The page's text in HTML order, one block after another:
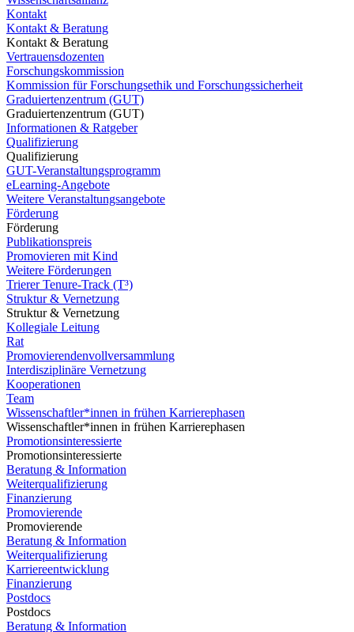
Kontakt
Kontakt & Beratung
Kontakt & Beratung
Vertrauensdozenten
Forschungskommission
Kommission für Forschungsethik und Forschungssicherheit
Graduiertenzentrum (GUT)
Graduiertenzentrum (GUT)
Informationen & Ratgeber
Qualifizierung
Qualifizierung
GUT-Veranstaltungsprogramm
eLearning-Angebote
Weitere Veranstaltungsangebote
Förderung
Förderung
Publikationspreis
Promovieren mit Kind
Weitere Förderungen
Trierer Tenure-Track (T³)
Struktur & Vernetzung
Struktur & Vernetzung
Kollegiale Leitung
Rat
Promovierendenvollversammlung
Interdisziplinäre Vernetzung
Kooperationen
Team
Wissenschaftler*innen in frühen Karrierephasen
Wissenschaftler*innen in frühen Karrierephasen
Promotionsinteressierte
Promotionsinteressierte
Beratung & Information
Weiterqualifizierung
Finanzierung
Promovierende
Promovierende
Beratung & Information
Weiterqualifizierung
Karriereentwicklung
Finanzierung
Postdocs
Postdocs
Beratung & Information